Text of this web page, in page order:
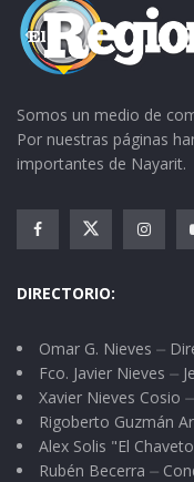
Somos un medio de
Por nuestras páginas
importantes de Nayarit.
DIRECTORIO:
Omar G. Nieves ⏤
Fco. Javier Nieves ⏤
Xavier Nieves Cosio
Rigoberto Guzmán
Alex Solis "El
Rubén Becerra ⏤